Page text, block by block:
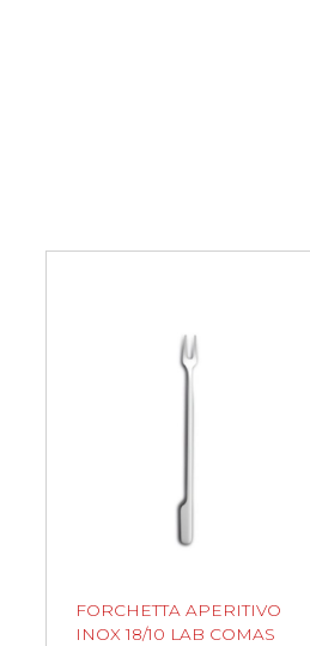
FORCHETTA APERITIVO
INOX 18/10 LAB COMAS